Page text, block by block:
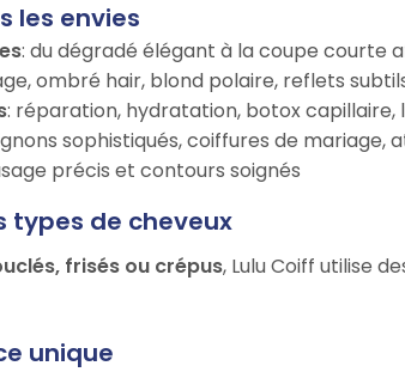
les envies
: du dégradé élégant à la coupe courte
ombré hair, blond polaire, reflets
: réparation, hydratation, botox capillaire,
sophistiqués, coiffures de mariage,
précis et contours soignés
types de cheveux
frisés ou crépus, Lulu Coiff utilise
unique